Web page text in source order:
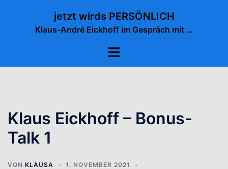
jetzt wirds PERSÖNLICH
Klaus-André Eickhoff im Gespräch mit …
Menü
Klaus Eickhoff – Bonus-
Talk 1
VON KLAUSA
1. NOVEMBER 2021